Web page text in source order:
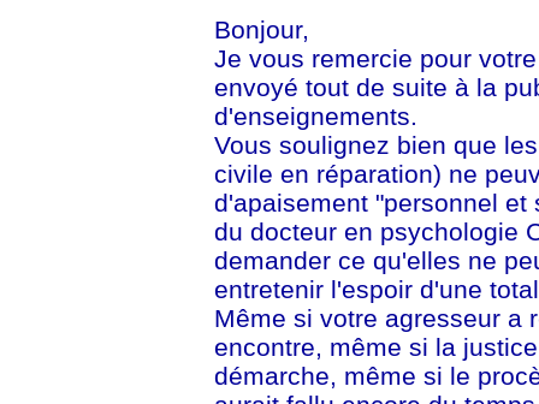
Bonjour,
Je vous remercie pour
envoyé tout de suite à la
d'enseignements.
Vous soulignez bien que
civile en réparation) ne
d'apaisement "personnel
du docteur en psychologie
demander ce qu'elles ne
entretenir l'espoir d'une
Même si votre agresseur a
encontre, même si la
démarche, même si le